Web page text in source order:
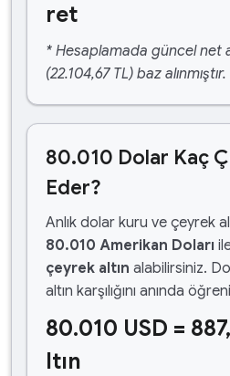
ret
* Hesaplamada güncel net
(22.104,67 TL) baz alınmıştır.
80.010 Dolar Kaç
Eder?
Anlık dolar kuru ve çeyrek
80.010 Amerikan Doları
çeyrek altın alabilirsiniz.
altın karşılığını anında
80.010 USD =
ltın